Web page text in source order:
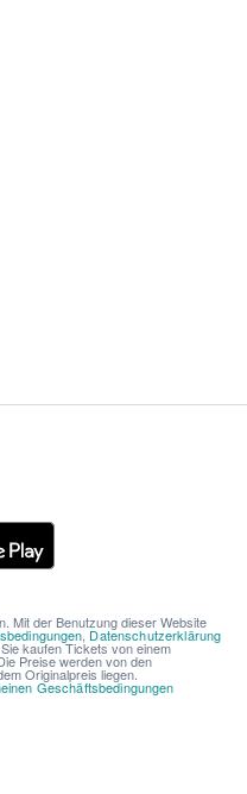
Mit der Benutzung dieser Website
, Datenschutzerklärung
kaufen Tickets von einem
Preise werden von den
Originalpreis liegen.
Geschäftsbedingungen